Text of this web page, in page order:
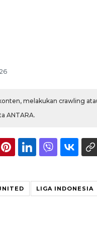
melakukan crawling
ANTARA.
LIGA INDONESIA